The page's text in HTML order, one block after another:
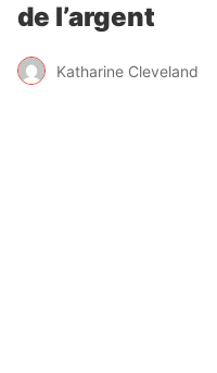
de l’argent
Katharine Cleveland